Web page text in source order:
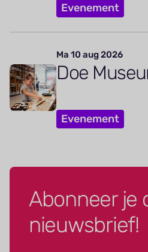
Evenement
Ma 10 aug 2026
Doe
Evenement
Abonneer je
nieuwsbrief!